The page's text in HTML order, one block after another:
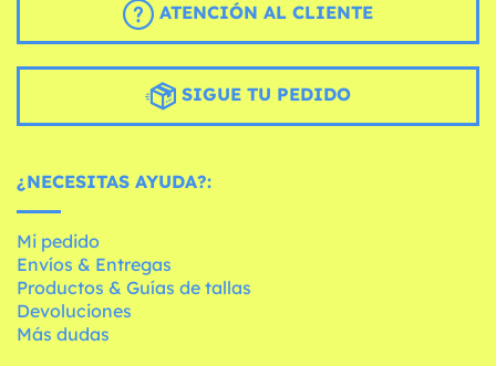
ATENCIÓN AL CLIENTE
SIGUE TU PEDIDO
¿NECESITAS AYUDA?:
Mi pedido
Envíos & Entregas
Productos & Guías de tallas
Devoluciones
Más dudas